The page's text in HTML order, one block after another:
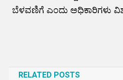
ಬೆಳವಣಿಗೆ ಎಂದು ಅಧಿಕಾರಿಗಳು
RELATED POSTS